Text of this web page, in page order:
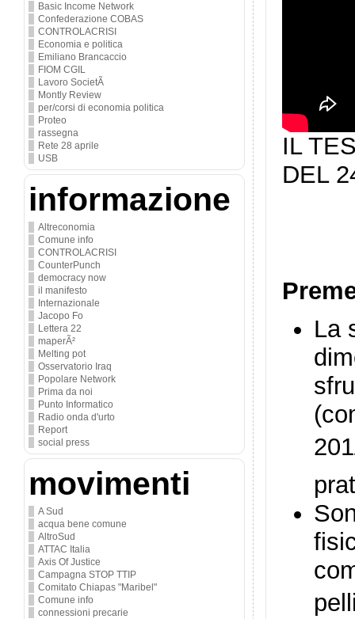
Basic Income Network
Confederazione COBAS
CONTROLACRISI
Economia e politica
Emiliano Brancaccio
FIOM CGIL
Lavoro SocietÃ
Montly Review
per/corsi di economia politica
Proteo
rassegna
Rete 28 aprile
USB
informazione
Altreconomia
Comune info
CONTROLACRISI
CounterPunch
democracy now
il manifesto
Internazionale
Jacopo Fo
Lettera 22
maperÃ²
Melting pot
Osservatorio Iraq
Popolare Network
Prima da noi
Punto Informatico
Radio onda d'urto
Report
social press
movimenti
A Sud
acqua bene comune
AltroSud
ATTAC Italia
Axis Of Justice
Campagna STOP TTIP
Comitato Chiapas "Maribel"
Comune info
connessioni precarie
IL
DEL
La